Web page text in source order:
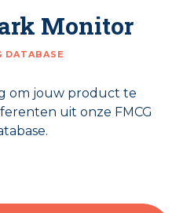
Monitor
DATABASE
om jouw product te
uit onze FMCG